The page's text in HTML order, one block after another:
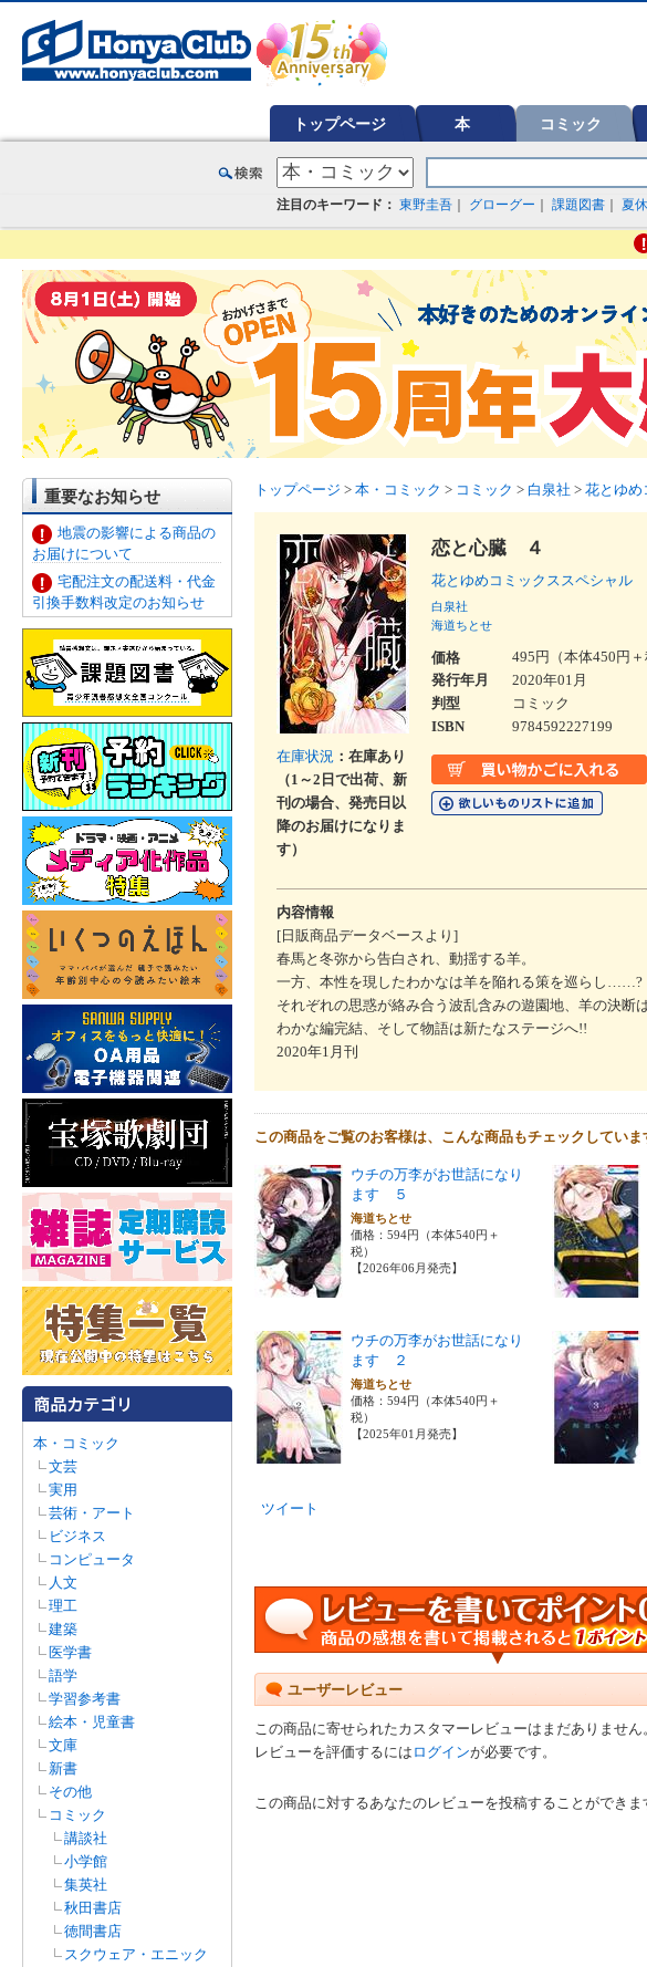
トップページ 本 コミック
注目のキーワード： 東野圭吾 グローグー 課題図書 夏
重要なお知らせ
地震の影響による商品の
お届けについて
宅配注文の配送料・代金
引換手数料改定のお知らせ
本・コミック
文芸
実用
芸術・アート
ビジネス
コンピュータ
人文
理工
建築
医学書
語学
学習参考書
絵本・児童書
文庫
新書
その他
コミック
講談社
小学館
集英社
秋田書店
徳間書店
スクウェア・エニック
トップページ > 本・コミック > コミック > 白泉社 > 花とゆめ
在庫状況 ：在庫あり
（1～2日で出荷、新
刊の場合、発売日以
降のお届けになりま
す）
恋と心臓 ４
花とゆめコミックススペシャ
白泉社
海道ちとせ
価格
495円（本体450円＋
発行年月
2020年01月
判型
コミック
ISBN
9784592227199
内容情報
[日販商品データベースより]
春馬と冬弥から告白され、動揺する羊。
一方、本性を現したわかなは羊を陥れる策を巡らし……?
それぞれの思惑が絡み合う波乱含みの遊園地、羊の決
わかな編完結、そして物語は新たなステージへ!!
2020年1月刊
この商品をご覧のお客様は、こんな商品もチェックしていま
ウチの万李がお世話になり
ます ５
海道ちとせ
価格：594円（本体540円＋
税）
【2026年06月発売】
ウチの万李がお世話になり
ます ２
海道ちとせ
価格：594円（本体540円＋
税）
【2025年01月発売】
ツイート
ユーザーレビュー
この商品に寄せられたカスタマーレビューはまだありません
レビューを評価するには ログインが必要です。
この商品に対するあなたのレビューを投稿することができま